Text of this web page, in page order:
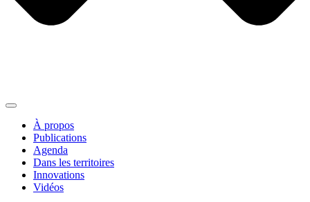
À propos
Publications
Agenda
Dans les territoires
Innovations
Vidéos